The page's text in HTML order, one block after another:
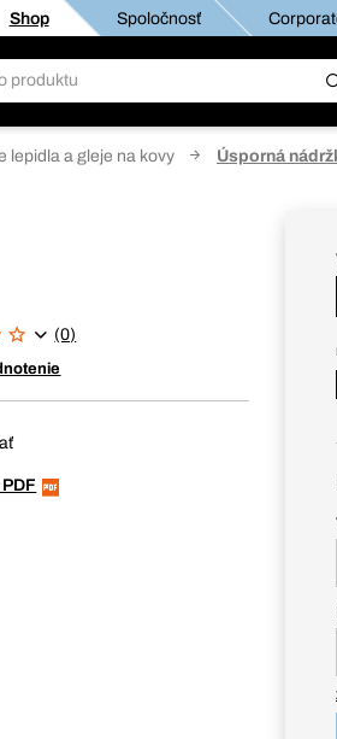
Shop Spoločnosť
lepidla a gleje na kovy Úsporná
(0)